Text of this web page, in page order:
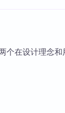
知识管理
ZK
个在设计理念和